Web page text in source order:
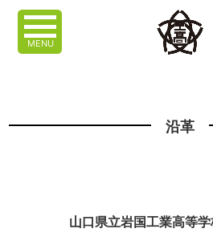
MENU
沿革
山口県立岩国工業高等